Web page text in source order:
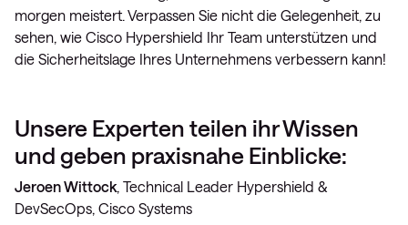
morgen meistert. Verpassen Sie nicht die Gelegenheit, zu
sehen, wie Cisco Hypershield Ihr Team unterstützen und
die Sicherheitslage Ihres Unternehmens verbessern kann!
Unsere Experten teilen ihr Wissen
und geben praxisnahe Einblicke:
Jeroen Wittock, Technical Leader Hypershield &
DevSecOps, Cisco Systems